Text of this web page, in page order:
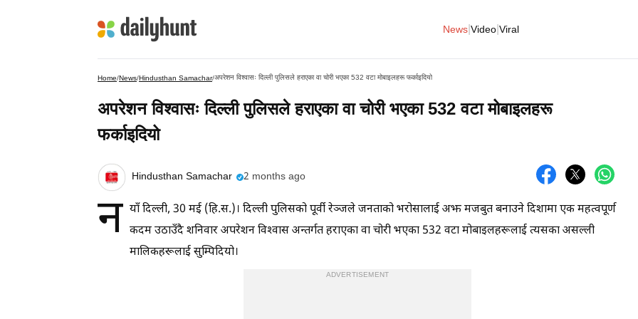
News Video Viral
Home/News/Hindusthan Samachar/अपरेशन विश्वासः दिल्ली पुलिसले हराएका वा चोरी भएका 532 वटा मोबाइलहरू फर्काइदियो
अपरेशन विश्वासः दिल्ली पुलिसले हराएका वा चोरी भएका 532 वटा मोबाइलहरू
फर्काइदियो
Hindusthan Samachar 2 months ago
न याँ दिल्ली, 30 मई (हि.स.)। दिल्ली पुलिसको पूर्वी रेञ्जले जनताको भरोसालाई अझ मजबुत बनाउने दिशामा एक महत्वपूर्ण
कदम उठाउँदै शनिवार अपरेशन विश्वास अन्तर्गत हराएका वा चोरी भएका 532 वटा मोबाइलहरूलाई त्यसका असल्ली
मालिकहरूलाई सुम्पिदियो।
ADVERTISEMENT